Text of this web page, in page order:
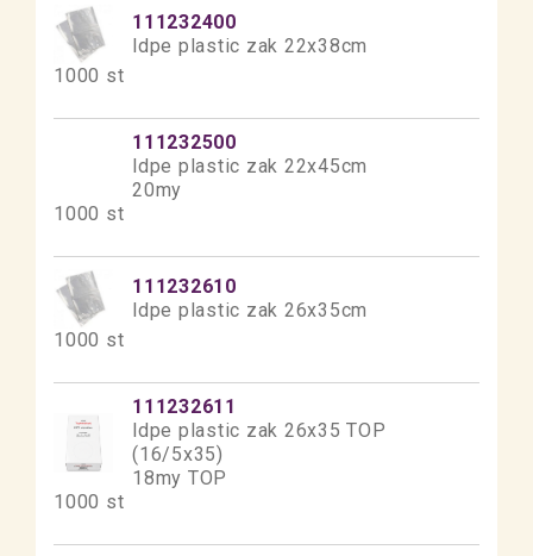
111232400
ldpe plastic zak 22x38cm
1000 st
111232500
ldpe plastic zak 22x45cm
20my
1000 st
111232610
ldpe plastic zak 26x35cm
1000 st
111232611
ldpe plastic zak 26x35 TOP
(16/5x35)
18my TOP
1000 st